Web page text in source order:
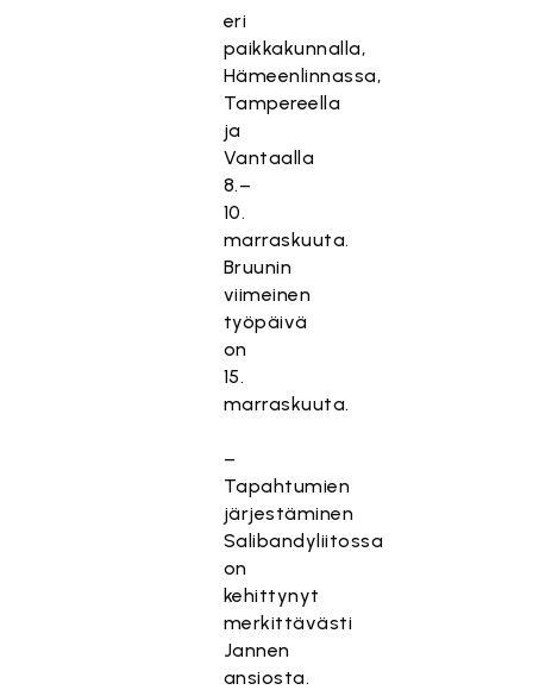
eri
paikkakunnalla,
Hämeenlinnassa,
Tampereella
ja
Vantaalla
8.–
10.
marraskuuta.
Bruunin
viimeinen
työpäivä
on
15.
marraskuuta.
–
Tapahtumien
järjestäminen
Salibandyliitossa
on
kehittynyt
merkittävästi
Jannen
ansiosta.